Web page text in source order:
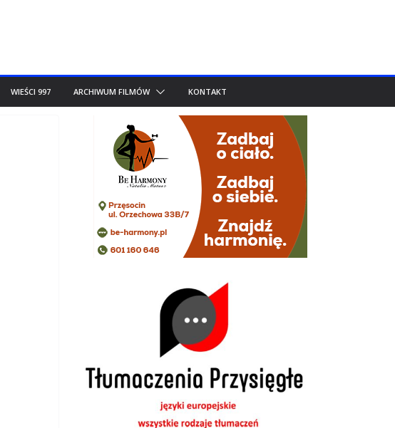
WIEŚCI 997 ARCHIWUM FILMÓW KONTAKT